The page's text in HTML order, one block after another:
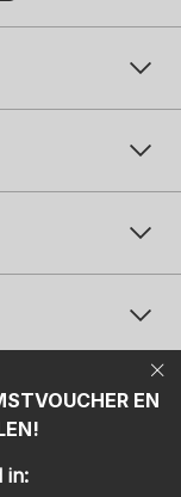
Uw
Aanmelden
EN
in: